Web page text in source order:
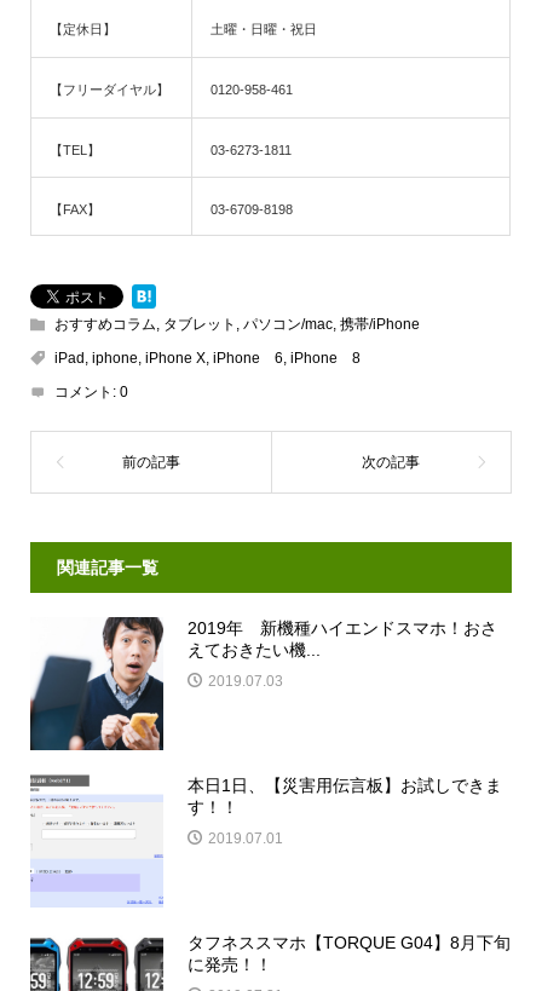
【定休日】 土曜・日曜・祝日
【フリーダイヤル】 0120-958-461
【TEL】 03-6273-1811
【FAX】 03-6709-8198
おすすめコラム, タブレット , パソコン/mac, 携帯/iPhone
iPad, iphone, iPhone X, iPhone 6, iPhone 8
コメント: 0
関連記事一覧
2019年 新機種ハイエンドスマホ！おさ
えておきたい機...
2019.07.03
本日1日、【災害用伝言板】お試しできま
す！！
2019.07.01
タフネススマホ【TORQUE G04】8月下旬
に発売！！